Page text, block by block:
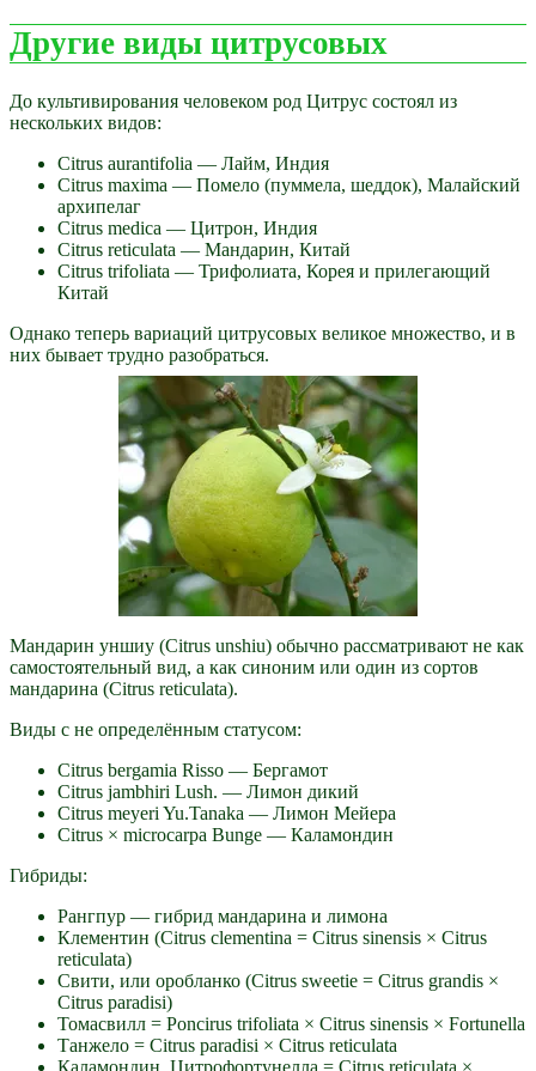
Другие виды цитрусовых
До культивирования человеком род Цитрус состоял из
нескольких видов:
Citrus aurantifolia — Лайм, Индия
Citrus maxima — Помело (пуммела, шеддок), Малайский
архипелаг
Citrus medica — Цитрон, Индия
Citrus reticulata — Мандарин, Китай
Citrus trifoliata — Трифолиата, Корея и прилегающий
Китай
Однако теперь вариаций цитрусовых великое множество, и в
них бывает трудно разобраться.
Мандарин уншиу (Citrus unshiu) обычно рассматривают не как
самостоятельный вид, а как синоним или один из сортов
мандарина (Citrus reticulata).
Виды с не определённым статусом:
Citrus bergamia Risso — Бергамот
Citrus jambhiri Lush. — Лимон дикий
Citrus meyeri Yu.Tanaka — Лимон Мейера
Citrus × microcarpa Bunge — Каламондин
Гибриды:
Рангпур — гибрид мандарина и лимона
Клементин (Citrus clementina = Citrus sinensis × Citrus
reticulata)
Свити, или оробланко (Citrus sweetie = Citrus grandis ×
Citrus paradisi)
Томасвилл = Poncirus trifoliata × Citrus sinensis × Fortunella
Танжело = Citrus paradisi × Citrus reticulata
Каламондин, Цитрофортунелла = Citrus reticulata ×